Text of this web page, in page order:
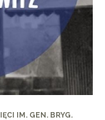
IM. GEN. BRYG.